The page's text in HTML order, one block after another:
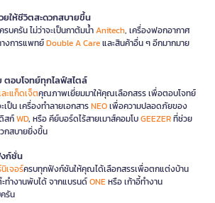
ยให้ชีวิตสะดวกสบายขึ้น
ครบครัน ไม่ว่าจะเป็นกาต้มน้ำAnitech, เครื่องฟอกอากาศ
งการแพทย์Double A Careและสินค้าอื่น ๆ อีกมากมาย
ตอบโจทย์ทุกไลฟ์สไตล์
ะแก็ดเจ็ตคุณภาพเยี่ยมมาให้คุณเลือกสรร เพื่อตอบโจทย์
ป็น เครื่องทำลายเอกสารNEOเพื่อความปลอดภัยของ
สก์WD, หรือ คีย์บอร์ดไร้สายเมาส์คอมโบGEEZERที่ช่วย
กสบายยิ่งขึ้น
ก์ชั่น
เจอร์ครบทุกฟังก์ชันให้คุณได้เลือกสรรเพื่อตกแต่งบ้าน
ะทำงานพับได้ จากแบรนด์ONEหรือ เก้าอี้ทำงาน
รัน